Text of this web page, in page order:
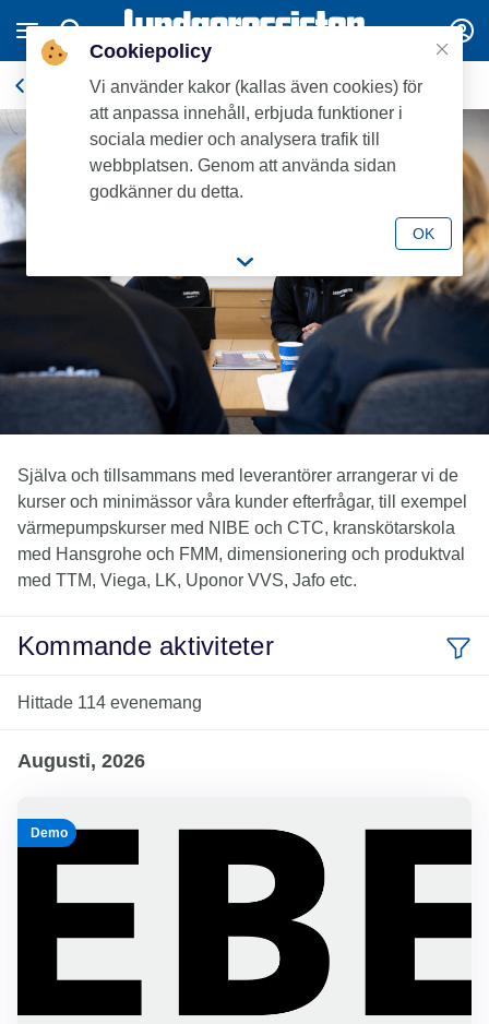
Lundaskolan
Själva och tillsammans med leverantörer arrangerar vi de
kurser och minimässor våra kunder efterfrågar, till exempel
värmepumpskurser med NIBE och CTC, kranskötarskola
med Hansgrohe och FMM, dimensionering och produktval
med TTM, Viega, LK, Uponor VVS, Jafo etc.
Kommande aktiviteter
Hittade 114 evenemang
Augusti, 2026
Demo
Cookiepolicy
Vi använder kakor (kallas även cookies) för
att anpassa innehåll, erbjuda funktioner i
sociala medier och analysera trafik till
webbplatsen. Genom att använda sidan
godkänner du detta.
OK